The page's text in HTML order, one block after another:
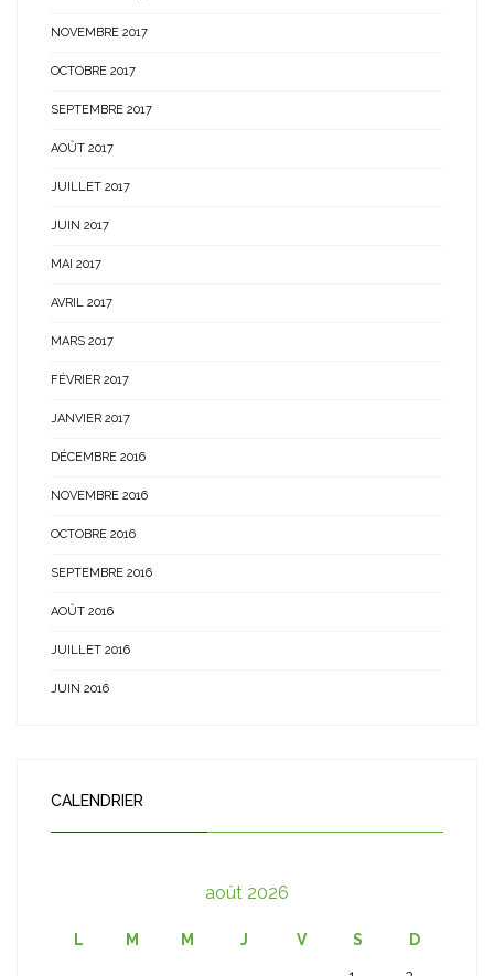
NOVEMBRE 2017
OCTOBRE 2017
SEPTEMBRE 2017
AOÛT 2017
JUILLET 2017
JUIN 2017
MAI 2017
AVRIL 2017
MARS 2017
FÉVRIER 2017
JANVIER 2017
DÉCEMBRE 2016
NOVEMBRE 2016
OCTOBRE 2016
SEPTEMBRE 2016
AOÛT 2016
JUILLET 2016
JUIN 2016
CALENDRIER
août 2026
L M M J V S D